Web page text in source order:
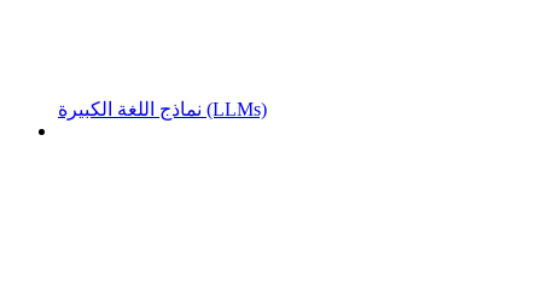
نماذج اللغة الكبيرة (LLMs)